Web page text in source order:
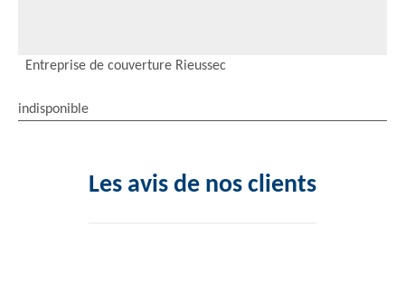
Entreprise de couverture Rieussec
indisponible
Les avis de nos clients